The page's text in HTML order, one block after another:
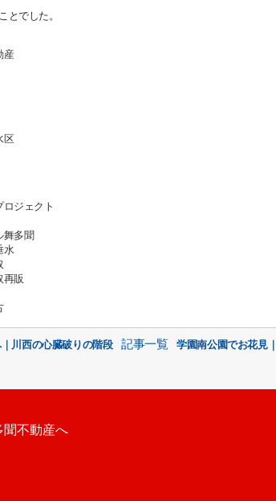
とでした。
産
区
ジェクト
舞多聞
水
再販
川西の心臓破りの階段 記事一覧 学園南公園でお花見
聞不動産へ